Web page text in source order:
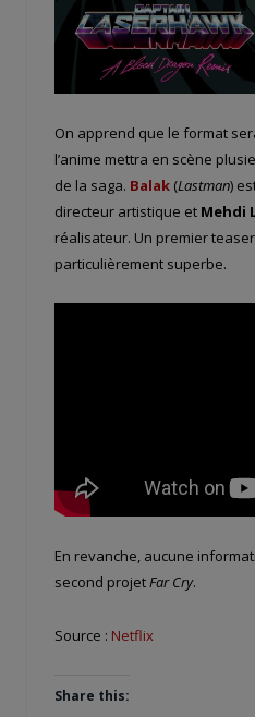
On apprend que le format
l’anime mettra en scène
de la saga. Balak (Lastman)
directeur artistique et Mehdi
réalisateur. Un premier
particulièrement superbe.
En revanche, aucune
second projetFar Cry.
Source : Netflix
Share this: